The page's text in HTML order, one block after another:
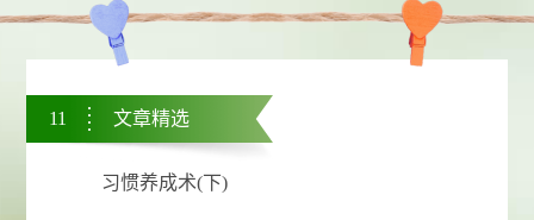
11 文章精选
习惯养成术(下)